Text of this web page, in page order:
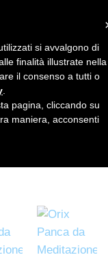
si avvalgono di
finalità illustrate nella
il consenso a tutti o
pagina, cliccando su
maniera, acconsenti